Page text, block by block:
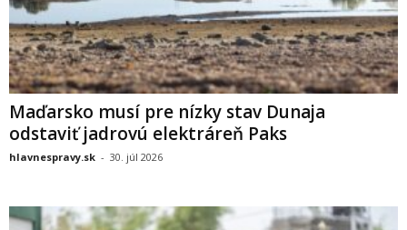
Maďarsko musí pre nízky stav Dunaja
odstaviť jadrovú elektráreň Paks
hlavnespravy.sk - 30. júl 2026